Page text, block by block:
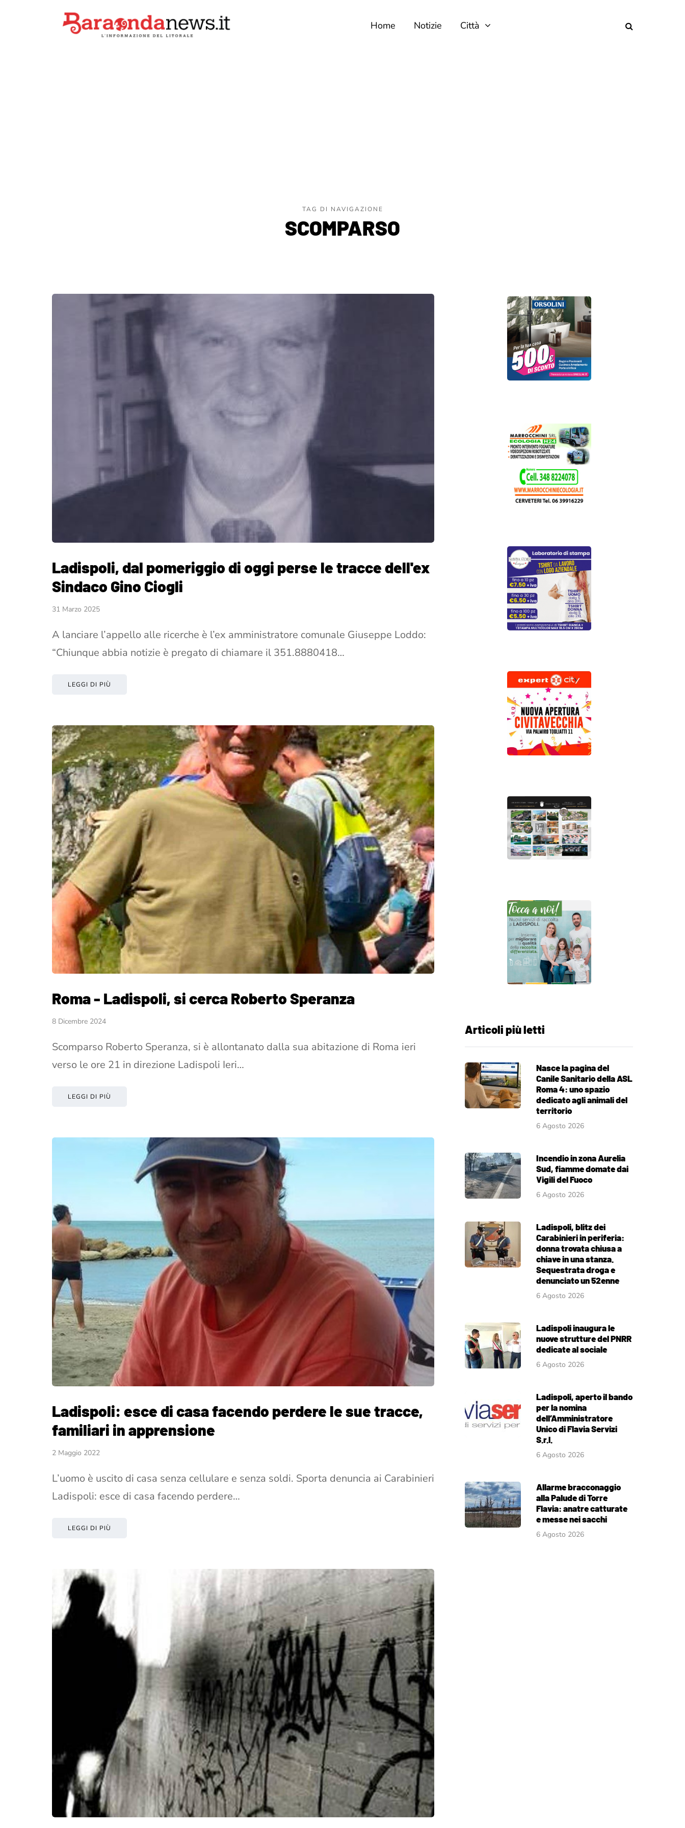
Home Notizie Città
TAG DI NAVIGAZIONE
SCOMPARSO
Ladispoli, dal pomeriggio di oggi perse le tracce dell'ex
Sindaco Gino Ciogli
31 Marzo 2025
A lanciare l’appello alle ricerche è l’ex amministratore comunale Giuseppe Loddo:
“Chiunque abbia notizie è pregato di chiamare il 351.8880418…
LEGGI DI PIÙ
Roma - Ladispoli, si cerca Roberto Speranza
8 Dicembre 2024
Scomparso Roberto Speranza, si è allontanato dalla sua abitazione di Roma ieri
verso le ore 21 in direzione Ladispoli Ieri…
LEGGI DI PIÙ
Ladispoli: esce di casa facendo perdere le sue tracce,
familiari in apprensione
2 Maggio 2022
L’uomo è uscito di casa senza cellulare e senza soldi. Sporta denuncia ai Carabinieri
Ladispoli: esce di casa facendo perdere…
LEGGI DI PIÙ
Articoli più letti
Nasce la pagina del
Canile Sanitario della ASL
Roma 4: uno spazio
dedicato agli animali del
territorio
6 Agosto 2026
Incendio in zona Aurelia
Sud, fiamme domate dai
Vigili del Fuoco
6 Agosto 2026
Ladispoli, blitz dei
Carabinieri in periferia:
donna trovata chiusa a
chiave in una stanza.
Sequestrata droga e
denunciato un 52enne
6 Agosto 2026
Ladispoli inaugura le
nuove strutture del PNRR
dedicate al sociale
6 Agosto 2026
Ladispoli, aperto il bando
per la nomina
dell’Amministratore
Unico di Flavia Servizi
S.r.l.
6 Agosto 2026
Allarme bracconaggio
alla Palude di Torre
Flavia: anatre catturate
e messe nei sacchi
6 Agosto 2026